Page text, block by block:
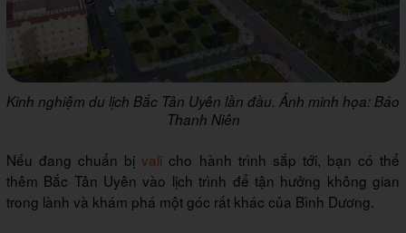
Kinh nghiệm du lịch Bắc Tân Uyên lần đầu. Ảnh minh họa: Báo
Thanh Niên
Nếu đang chuẩn bịvali cho hành trình sắp tới, bạn có thể
thêm Bắc Tân Uyên vào lịch trình để tận hưởng không gian
trong lành và khám phá một góc rất khác của Bình Dương.